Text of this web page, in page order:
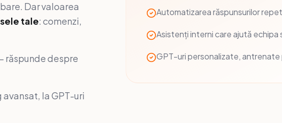
Dar valoarea
tale: comenzi,
răspunde despre
la GPT-uri
Automatizarea răspunsurilor
Asistenți interni care ajută echipa
GPT-uri personalizate,